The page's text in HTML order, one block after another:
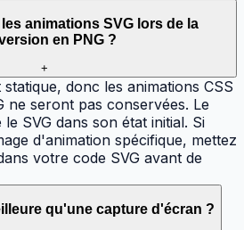
animations SVG lors de la
en PNG ?
+
donc les animations CSS
ne seront pas conservées. Le
SVG dans son état initial. Si
d'animation spécifique, mettez
votre code SVG avant de
qu'une capture d'écran ?